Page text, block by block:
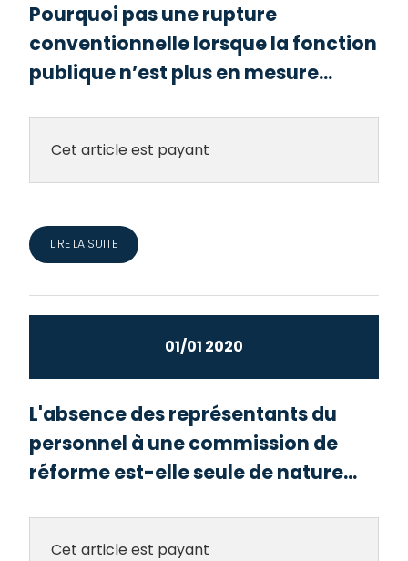
Pourquoi pas une rupture
conventionnelle lorsque la fonction
publique n’est plus en mesure...
Cet article est payant
LIRE LA SUITE
01/01 2020
L'absence des représentants du
personnel à une commission de
réforme est-elle seule de nature...
Cet article est payant